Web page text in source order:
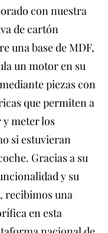
con nuestra
de cartón
una base de MDF,
un motor en su
piezas con
que permiten a
y meter los
si estuvieran
Gracias a su
y su
recibimos una
en esta